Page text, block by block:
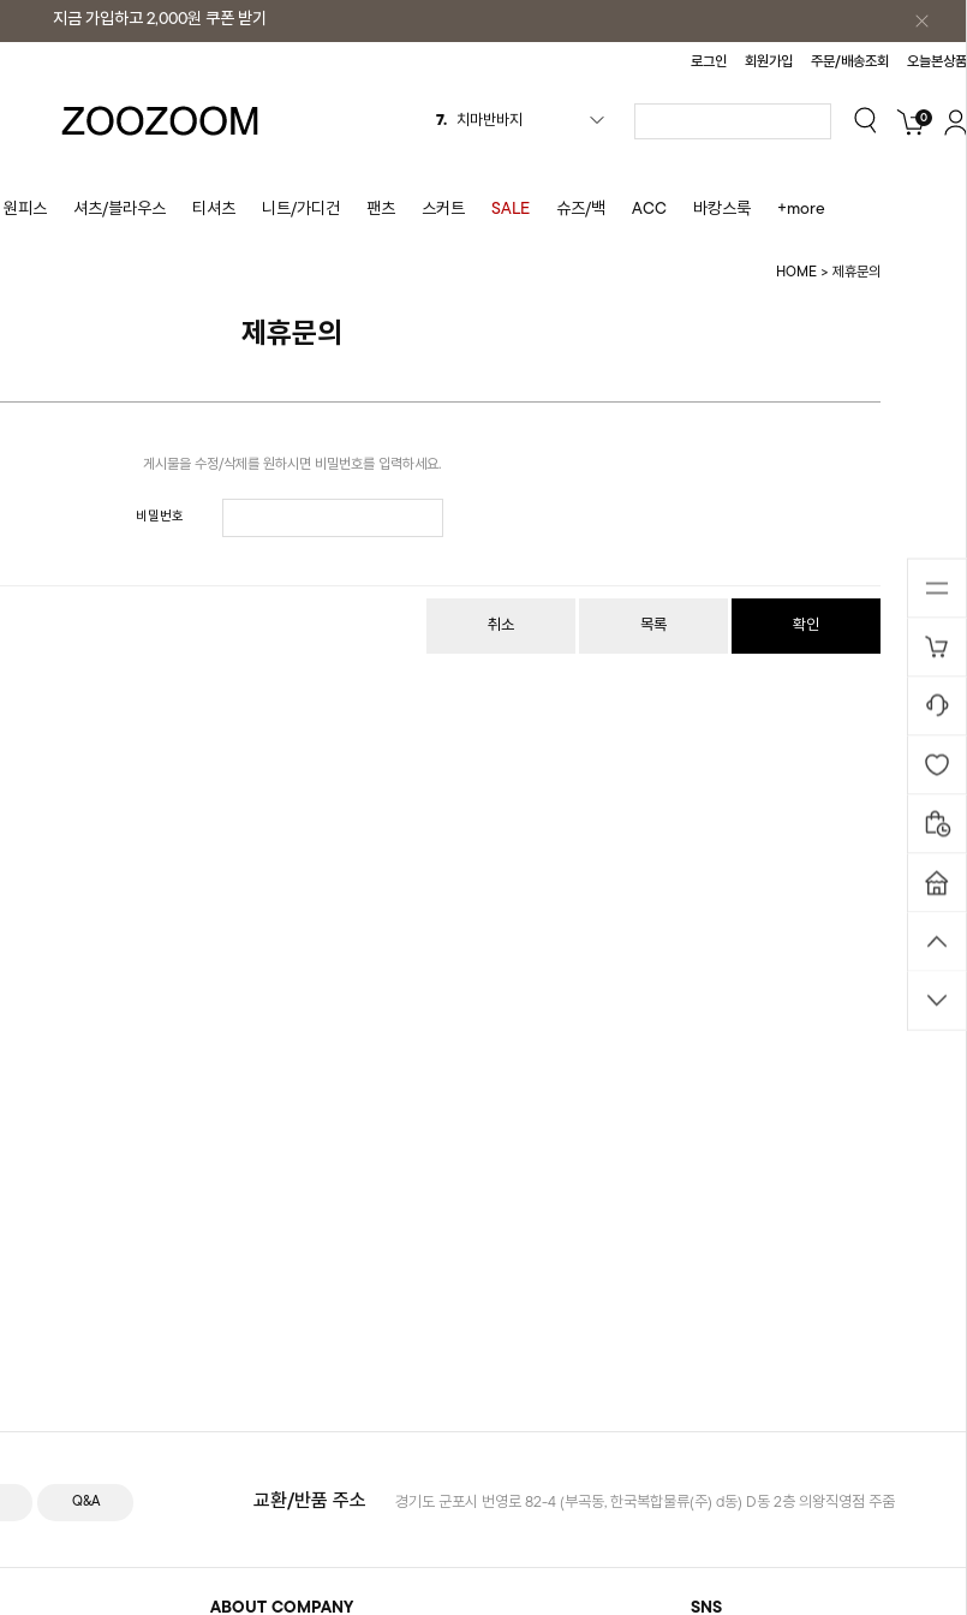
지금 가입하고 2,000원 쿠폰 받기
로그인 회원가입 주문/배송조회 오늘본상품
7. 치마반바지
9.
6.
0
원피스 셔츠/블라우스 티셔츠 니트/가디건 팬츠 스커트 SALE 슈즈/백 ACC 바캉스룩 +more
HOME > 제휴문의
제휴문의
게시물을 수정/삭제를 원하시면 비밀번호를 입력하세요.
비밀번호
취소 목록 확인
Q&A 교환/반품 주소 경기도 군포시 번영로 82-4 (부곡동, 한국복합물류(주) d동) D동 2층 의왕직영점 주줌
ABOUT COMPANY SNS